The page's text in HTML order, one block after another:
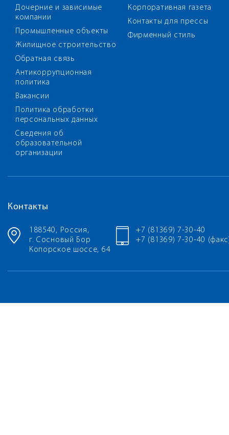
Дочерние и зависимые
компании
Промышленные объекты
Жилищное строительство
Обратная связь
Антикоррупционная
политика
Вакансии
Политика обработки
персональных данных
Сведения об
образовательной
организации
Корпоративная газета
Контакты для прессы
Фирменный стиль
Контакты
188540, Россия,
г. Сосновый Бор
Копорское шоссе, 64
+7 (81369) 7-30-40
+7 (81369) 7-30-40